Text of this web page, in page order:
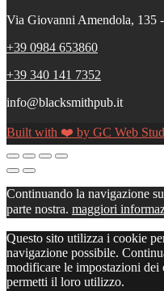
Via Giovanni Amendola, 135
+39 0984 653860
+39 340 141 7352
info@blacksmithpub.it
Built with ❤️ by GC Web
Continuando la navigazione
parte nostra. maggiori
Questo sito utilizza i cookie
navigazione possibile.
modificare le impostazioni
permetti il loro utilizzo.